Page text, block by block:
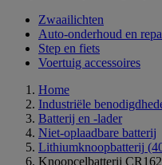
Zwaailichten
Auto-onderhoud en
Step en fiets
Voertuig accessoires
Home
Industriële
Batterij en -lader
Niet-oplaadbare batterij
Lithiumknoopbatterij
Knoopcelbatterij